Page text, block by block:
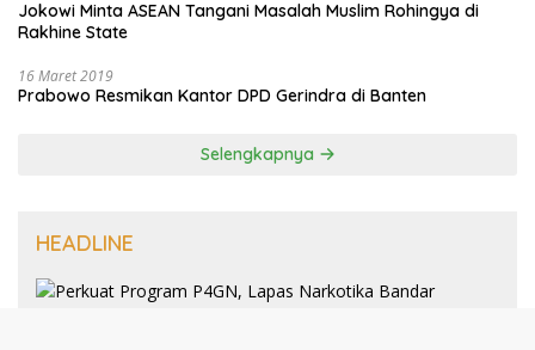
Jokowi Minta ASEAN Tangani Masalah Muslim Rohingya di
Rakhine State
16 Maret 2019
Prabowo Resmikan Kantor DPD Gerindra di Banten
Selengkapnya
HEADLINE